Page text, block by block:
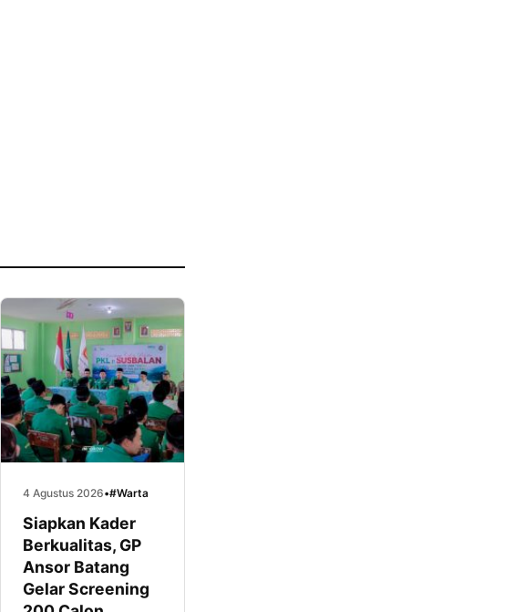
4 Agustus 2026•#Warta
Siapkan Kader
Berkualitas, GP
Ansor Batang
Gelar Screening